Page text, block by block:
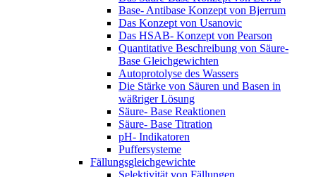
Base- Antibase Konzept von Bjerrum
Das Konzept von Usanovic
Das HSAB- Konzept von Pearson
Quantitative Beschreibung von Säure-
Base Gleichgewichten
Autoprotolyse des Wassers
Die Stärke von Säuren und Basen in
wäßriger Lösung
Säure- Base Reaktionen
Säure- Base Titration
pH- Indikatoren
Puffersysteme
Fällungsgleichgewichte
Selektivität von Fällungen